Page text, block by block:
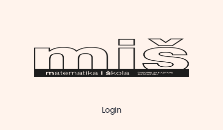
Login